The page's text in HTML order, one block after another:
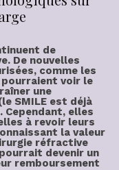
de
. De nouvelles
comme les
pourraient voir le
une
SMILE est déjà
Cependant, elles
à revoir leurs
la valeur
réfractive
devenir un
remboursement